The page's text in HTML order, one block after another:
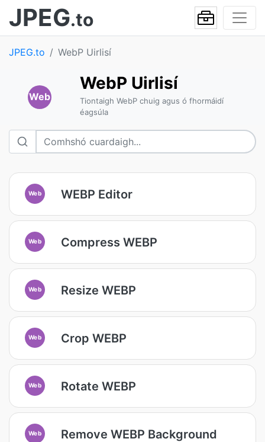
JPEG.to
JPEG.to WebP Uirlisí
Web
WebP Uirlisí
Tiontaigh WebP chuig agus ó fhormáidí
éagsúla
Web WEBP Editor
Web Compress WEBP
Web Resize WEBP
Web Crop WEBP
Web Rotate WEBP
Web Remove WEBP Background